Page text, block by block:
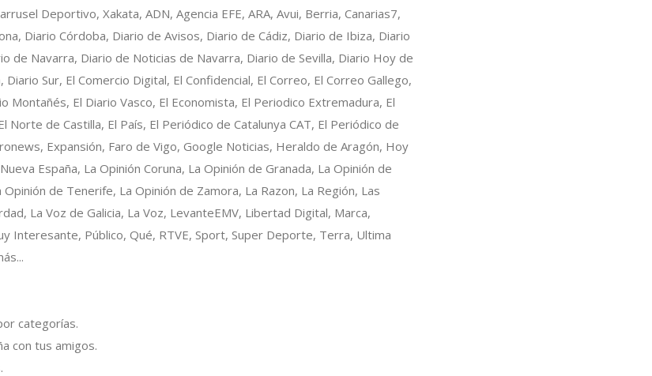
Deportivo, Xakata, ADN, Agencia EFE, ARA, Avui, Berria, Canarias7,
Diario Córdoba, Diario de Avisos, Diario de Cádiz, Diario de Ibiza, Diario
de Navarra, Diario de Noticias de Navarra, Diario de Sevilla, Diario Hoy de
Sur, El Comercio Digital, El Confidencial, El Correo, El Correo Gallego,
Montañés, El Diario Vasco, El Economista, El Periodico Extremadura, El
Norte de Castilla, El País, El Periódico de Catalunya CAT, El Periódico de
Expansión, Faro de Vigo, Google Noticias, Heraldo de Aragón, Hoy
España, La Opinión Coruna, La Opinión de Granada, La Opinión de
de Tenerife, La Opinión de Zamora, La Razon, La Región, Las
La Voz de Galicia, La Voz, LevanteEMV, Libertad Digital, Marca,
Interesante, Público, Qué, RTVE, Sport, Super Deporte, Terra, Ultima
categorías.
con tus amigos.